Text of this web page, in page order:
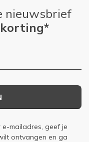
nieuwsbrief
mailadres, geef je
ontvangen en ga